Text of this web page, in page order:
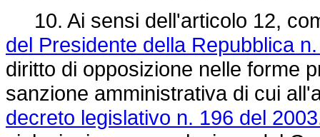
10. Ai sensi dell'articolo 12,
del Presidente della Repubblica
diritto di opposizione nelle forme
sanzione amministrativa di cui
decreto legislativo n. 196 del